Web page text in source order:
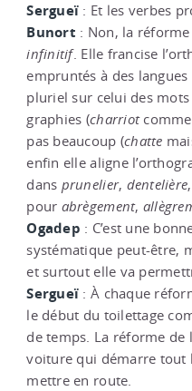
Sergueï : Et les verbes
Bunort : Non, la
infinitif. Elle francise
empruntés à des
pluriel sur celui des
graphies (charriot
pas beaucoup (chatte
enfin elle aligne
dans prunelier, dentelière,
pour abrègement,
Ogadep : C’est une
systématique peut-être,
et surtout elle va
Sergueï : À chaque
le début du toilettage
de temps. La réforme de
voiture qui démarre tout
mettre en route.